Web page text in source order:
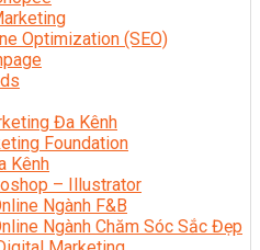
Optimization (SEO)
Đa Kênh
Foundation
Kênh
– Illustrator
Ngành F&B
Ngành Chăm Sóc Sắc Đẹp